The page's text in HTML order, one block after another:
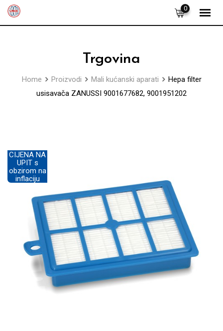
Skip
0
Trgovina
Home Proizvodi Mali kućanski aparati
Hepa filter
usisavača ZANUSSI 9001677682, 9001951202
CIJENA NA
UPIT s
obzirom na
inflaciju